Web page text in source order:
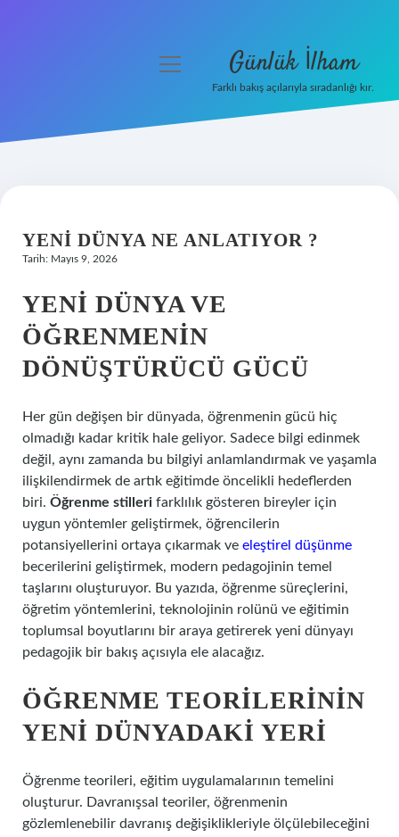
Hakkımızda
menüyü
Günlük İlham
Farklı bakış açılarıyla sıradanlığı kır.
YENI DÜNYA NE ANLATIYOR ?
Tarih: Mayıs 9, 2026
YENI DÜNYA VE
ÖĞRENMENIN
DÖNÜŞTÜRÜCÜ GÜCÜ
Her gün değişen bir dünyada, öğrenmenin gücü hiç
olmadığı kadar kritik hale geliyor. Sadece bilgi edinmek
değil, aynı zamanda bu bilgiyi anlamlandırmak ve yaşamla
ilişkilendirmek de artık eğitimde öncelikli hedeflerden
biri. Öğrenme stilleri farklılık gösteren bireyler için
uygun yöntemler geliştirmek, öğrencilerin
potansiyellerini ortaya çıkarmak ve eleştirel düşünme
becerilerini geliştirmek, modern pedagojinin temel
taşlarını oluşturuyor. Bu yazıda, öğrenme süreçlerini,
öğretim yöntemlerini, teknolojinin rolünü ve eğitimin
toplumsal boyutlarını bir araya getirerek yeni dünyayı
pedagojik bir bakış açısıyla ele alacağız.
ÖĞRENME TEORILERININ
YENI DÜNYADAKI YERI
Öğrenme teorileri, eğitim uygulamalarının temelini
oluşturur. Davranışsal teoriler, öğrenmenin
gözlemlenebilir davranış değişiklikleriyle ölçülebileceğini